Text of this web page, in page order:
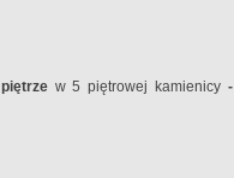
piętrzew 5 piętrowej kamienicy -